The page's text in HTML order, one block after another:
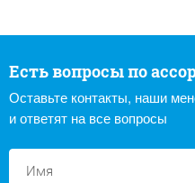
Есть вопросы по
Оставьте контакты, наши
и ответят на все вопросы